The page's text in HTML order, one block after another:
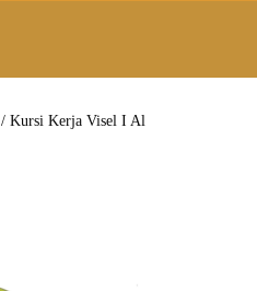
/ Kursi Kerja Visel I Al